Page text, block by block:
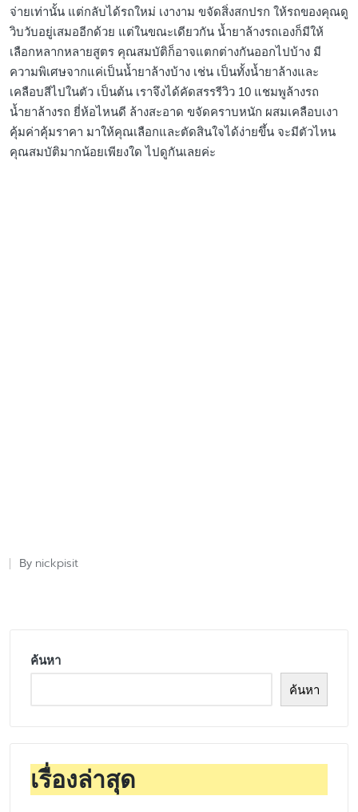
จ่ายเท่านั้น แต่กลับได้รถใหม่ เงางาม ขจัดสิ่งสกปรก ให้รถของคุณดู
วิบวับอยู่เสมออีกด้วย แต่ในขณะเดียวกัน น้ำยาล้างรถเองก็มีให้
เลือกหลากหลายสูตร คุณสมบัติก็อาจแตกต่างกันออกไปบ้าง มี
ความพิเศษจากแค่เป็นน้ำยาล้างบ้าง เช่น เป็นทั้งน้ำยาล้างและ
เคลือบสีไปในตัว เป็นต้น เราจึงได้คัดสรรรีวิว 10 แชมพูล้างรถ
น้ำยาล้างรถ ยี่ห้อไหนดี ล้างสะอาด ขจัดคราบหนัก ผสมเคลือบเงา
คุ้มค่าคุ้มราคา มาให้คุณเลือกและตัดสินใจได้ง่ายขึ้น จะมีตัวไหน
คุณสมบัติมากน้อยเพียงใด ไปดูกันเลยค่ะ
Posted
By nickpisit
ค้นหา
ค้นหา
เรื่องล่าสุด